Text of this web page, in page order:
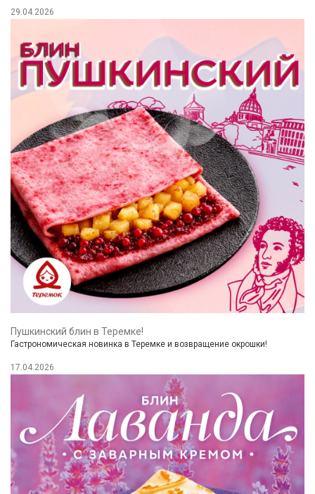
29.04.2026
Пушкинский блин в Теремке!
Гастрономическая новинка в Теремке и возвращение окрошки!
17.04.2026